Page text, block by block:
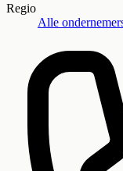
Regio
Alle